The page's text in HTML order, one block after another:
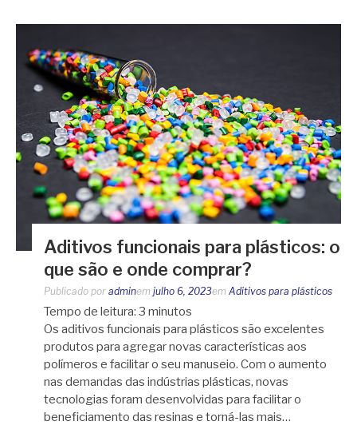
Aditivos funcionais para plásticos: o
que são e onde comprar?
Publicado por adminem julho 6, 2023em Aditivos para plásticos
Tempo de leitura: 3 minutos
Os aditivos funcionais para plásticos são excelentes
produtos para agregar novas características aos
polímeros e facilitar o seu manuseio. Com o aumento
nas demandas das indústrias plásticas, novas
tecnologias foram desenvolvidas para facilitar o
beneficiamento das resinas e torná-las mais…